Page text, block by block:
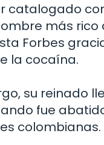
catalogado
más rico
Forbes
la cocaína.
su reinado
fue
colombianas.